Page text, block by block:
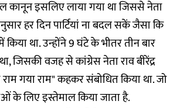
इसलिए लाया गया था जिससे नेता
हर दिन पार्टियां ना बदल सकें जैसा कि
किया था. उन्होंने 9 घंटे के भीतर तीन बार
जिसकी वजह से कांग्रेस नेता राव बीरेंद्र
गया राम" कहकर संबोधित किया था. जो
के लिए इस्तेमाल किया जाता है.